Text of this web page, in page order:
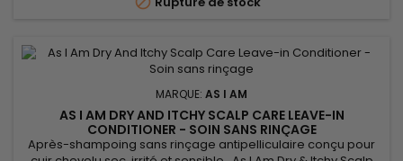
l'apparition...
MARQUE: AS I AM
AS I AM DRY AND ITCHY SCALP CARE LEAVE-IN
CONDITIONER - SOIN SANS RINÇAGE
Après-shampoing sans rinçage antipelliculaire conçu pour